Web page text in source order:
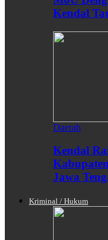
Kendal
Daerah
Kendal
Jawa
Kriminal / Hukum